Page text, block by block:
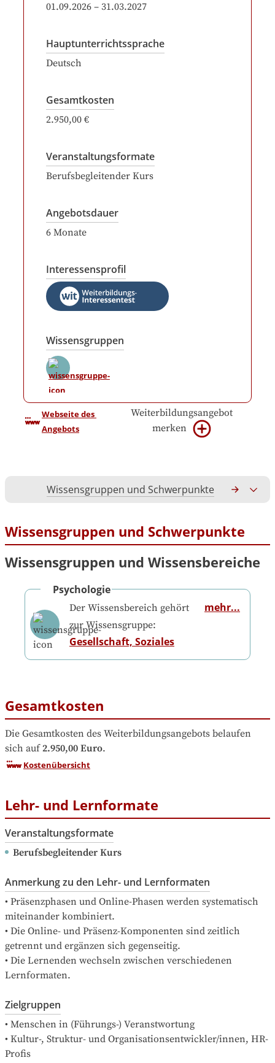
01.09.2026 – 31.03.2027
Hauptunterrichtssprache
Deutsch
Gesamtkosten
2.950,00 €
Veranstaltungsformate
Berufsbegleitender Kurs
Angebotsdauer
6 Monate
Interessensprofil
Wissensgruppen
Webseite des
Angebots
Weiterbildungsangebot
merken
Wissensgruppen und Schwerpunkte
Wissensgruppen und Schwerpunkte
Wissensgruppen und Wissensbereiche
Psychologie
Der Wissensbereich gehört
zur Wissensgruppe:
Gesellschaft, Soziales
mehr...
Gesamtkosten
Die Gesamtkosten des Weiterbildungsangebots belaufen
sich auf 2.950,00 Euro.
Kostenübersicht
Lehr- und Lernformate
Veranstaltungsformate
Berufsbegleitender Kurs
Anmerkung zu den Lehr- und Lernformaten
• Präsenzphasen und Online-Phasen werden systematisch
miteinander kombiniert.
• Die Online- und Präsenz-Komponenten sind zeitlich
getrennt und ergänzen sich gegenseitig.
• Die Lernenden wechseln zwischen verschiedenen
Lernformaten.
Zielgruppen
• Menschen in (Führungs-) Veranstwortung
• Kultur-, Struktur- und Organisationsentwickler/innen, HR-
Profis